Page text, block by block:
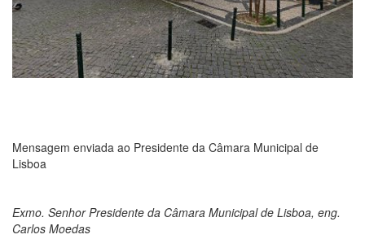
Mensagem enviada ao Presidente da Câmara Municipal de
Lisboa
Exmo. Senhor Presidente da Câmara Municipal de Lisboa, eng.
Carlos Moedas